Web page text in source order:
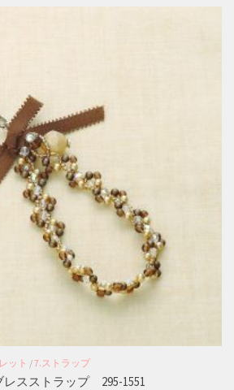
ット /7.ストラップ
レスストラップ 295-1551